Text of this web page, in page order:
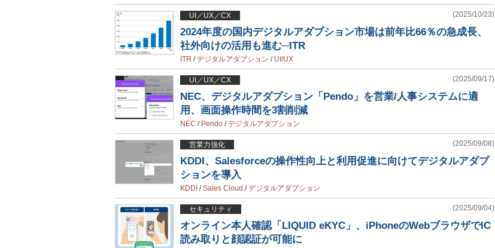
UI／UX／CX (2025/10/23)
2024年度の国内デジタルアダプション市場は前年比66％の急成長、
社外向けの活用も進む─ITR
ITR /デジタルアダプション / UI/UX
UI／UX／CX (2025/09/17)
NEC、デジタルアダプション「Pendo」を営業/人事システムに適
用、画面操作時間を3割削減
NEC / Pendo /デジタルアダプション
営業力強化 (2025/09/08)
KDDI、Salesforceの操作性向上と利用促進に向けてデジタルアダプ
ションを導入
KDDI /Sales Cloud /デジタルアダプション
セキュリティ (2025/09/04)
オンライン本人確認「LIQUID eKYC」、iPhoneのWebブラウザでIC
読み取りと顔認証が可能に